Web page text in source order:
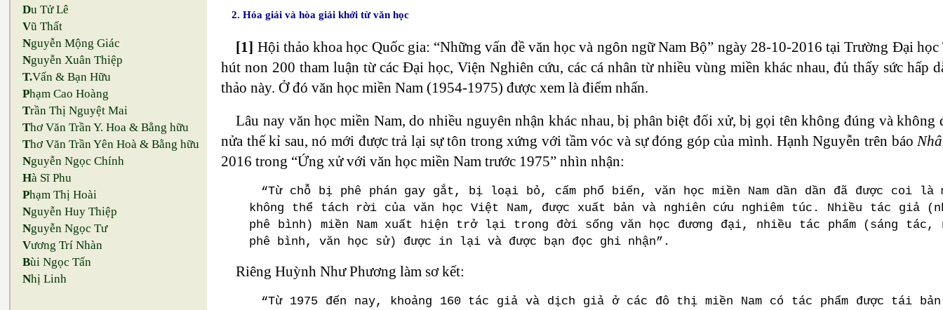
Du Tử Lê
Vũ Thất
Nguyễn Mộng Giác
Nguyễn Xuân Thiệp
T.Vấn & Bạn Hữu
Phạm Cao Hoàng
Trần Thị Nguyệt Mai
Thơ Văn Trần Y. Hoa & Bằng hữu
Thơ Văn Trần Yên Hoà & Bằng hữu
Nguyễn Ngọc Chính
Hà Sĩ Phu
Phạm Thị Hoài
Nguyễn Huy Thiệp
Nguyễn Ngọc Tư
Vương Trí Nhàn
Bùi Ngọc Tấn
Nhị Linh
2. Hóa giải và hòa giải khởi từ văn học
[1] Hội thảo khoa học Quốc gia: “Những vấn đề văn học và ngôn ngữ Nam Bộ” ngày 28-10-2016 tại Trường Đại
hút non 200 tham luận từ các Đại học, Viện Nghiên cứu, các cá nhân từ nhiều vùng miền khác nhau, đủ thấy sức hấp
thảo này. Ở đó văn học miền Nam (1954-1975) được xem là điểm nhấn.
Lâu nay văn học miền Nam, do nhiều nguyên nhận khác nhau, bị phân biệt đối xử, bị gọi tên không đúng và không
nửa thế kỉ sau, nó mới được trả lại sự tôn trong xứng với tầm vóc và sự đóng góp của mình. Hạnh Nguyễn trên báo
2016 trong “Ứng xử với văn học miền Nam trước 1975” nhìn nhận:
“Từ chỗ bị phê phán gay gắt, bị loại bỏ, cấm phổ biến, văn học miền Nam dần dần đã được coi là
không thể tách rời của văn học Việt Nam, được xuất bản và nghiên cứu nghiêm túc. Nhiều tác giả
phê bình) miền Nam xuất hiện trở lại trong đời sống văn học đương đại, nhiều tác phẩm (sáng tác,
phê bình, văn học sử) được in lại và được bạn đọc ghi nhận”.
Riêng Huỳnh Như Phương làm sơ kết:
“Từ 1975 đến nay, khoảng 160 tác giả và dịch giả ở các đô thị miền Nam có tác phẩm được tái